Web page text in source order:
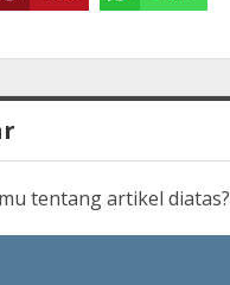
tentang artikel diatas?